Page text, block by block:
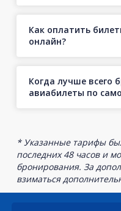
Как оплатить
онлайн?
Когда лучше всего
авиабилеты по
* Указанные тарифы
последних 48 часов и
бронирования. За
взиматься